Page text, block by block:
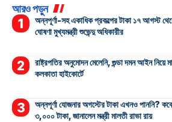
আরও পড়ুন
অন্নপূর্ণা-সহ একাধিক প্রকল্পের টাকা ১৭ আগস্ট
ঘোষণা মুখ্যমন্ত্রী শুভেন্দু অধিকারীর
রাষ্ট্রপতির অনুমোদন মেলেনি, গুন্ডা দমন আইন নিয়ে
কলকাতা হাইকোর্টে
অন্নপূর্ণা যোজনার অগস্টের টাকা এখনও পাননি?
৩,০০০ টাকা, জানালেন মন্ত্রী মালতী রাভা রায়